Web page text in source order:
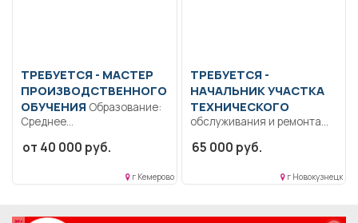
ТРЕБУЕТСЯ - МАСТЕР
ПРОИЗВОДСТВЕННОГО
ОБУЧЕНИЯ
Среднее
Квалификация: сварочные
учебных занятий по...
от 40 000 руб.
г Кемерово
ТРЕБУЕТСЯ -
НАЧАЛЬНИК УЧАСТКА
ТЕХНИЧЕСКОГО
обслуживания и ремонта
Образование: Высшее-
65 000 руб.
г Новокузнецк